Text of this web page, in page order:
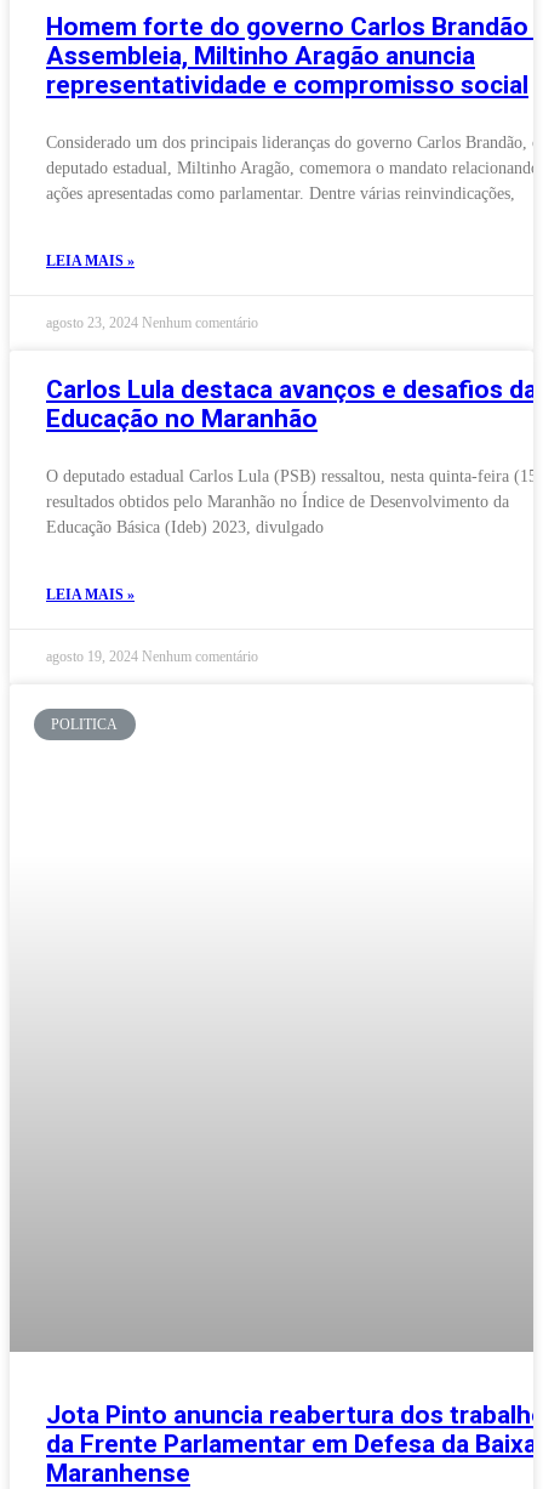
Homem forte do governo Carlos Brandão
Assembleia, Miltinho Aragão anuncia
representatividade e compromisso social
Considerado um dos principais lideranças do governo Carlos Brandão, o
deputado estadual, Miltinho Aragão, comemora o mandato relacionando
ações apresentadas como parlamentar. Dentre várias reinvindicações,
LEIA MAIS »
agosto 23, 2024 Nenhum comentário
Carlos Lula destaca avanços e desafios da
Educação no Maranhão
O deputado estadual Carlos Lula (PSB) ressaltou, nesta quinta-feira
resultados obtidos pelo Maranhão no Índice de Desenvolvimento da
Educação Básica (Ideb) 2023, divulgado
LEIA MAIS »
agosto 19, 2024 Nenhum comentário
POLITICA
Jota Pinto anuncia reabertura dos
da Frente Parlamentar em Defesa da
Maranhense